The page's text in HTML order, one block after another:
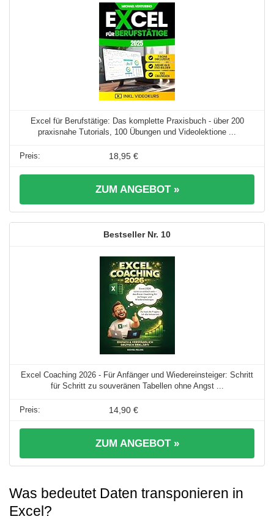
Excel für Berufstätige: Das komplette Praxisbuch - über 200
praxisnahe Tutorials, 100 Übungen und Videolektione ...
18,95 €
ZUM ANGEBOT »
10
Excel Coaching 2026 - Für Anfänger und Wiedereinsteiger: Schritt
für Schritt zu souveränen Tabellen ohne Angst ...
14,90 €
ZUM ANGEBOT »
Was bedeutet Daten transponieren in
Excel?